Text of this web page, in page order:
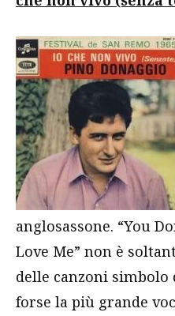
anglosassone. “You
Love Me” non è
delle canzoni simbolo
forse la più grande